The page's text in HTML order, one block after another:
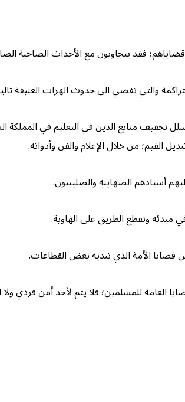
فقد يتجاوبون مع الأحداث الصاخبة
والتي تفضي الى حدوث الهزات العنيفة
منابع الدين في التعليم في المملكة
القيم؛ من خلال الإعلام والفن وأدواته.
أسيادهم الصهاينة والصليبيون.
مبدئه وتقطع الطريق على الهاوية.
الأمة الذي تبديه بعض القطاعات.
العامة للمسلمين؛ فلا يتم لأحد أمن فردي